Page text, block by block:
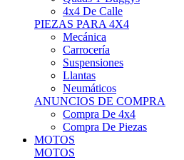
PIEZAS PARA 4X4
Mecánica
Carrocería
Suspensiones
Llantas
Neumáticos
ANUNCIOS DE COMPRA
Compra De 4x4
Compra De Piezas
MOTOS
MOTOS
Motos De Circuito